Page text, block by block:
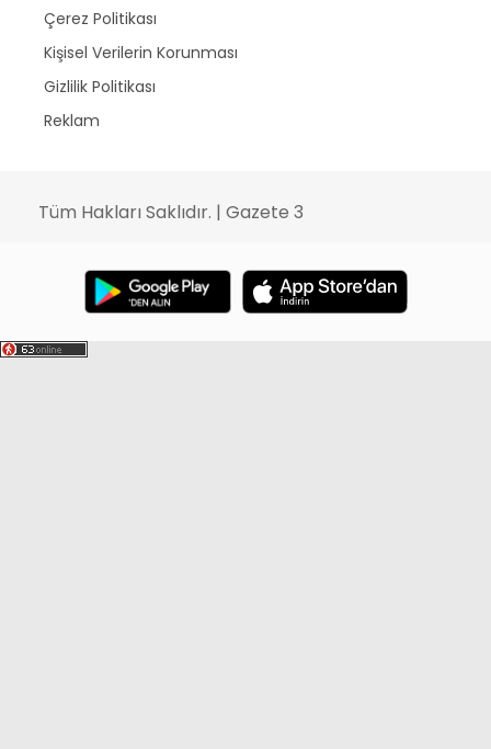
Çerez Politikası
Kişisel Verilerin Korunması
Gizlilik Politikası
Reklam
Tüm Hakları Saklıdır. | Gazete 3